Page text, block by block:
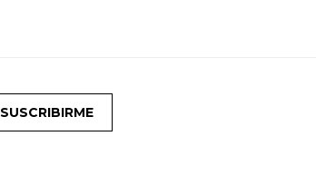
SUSCRIBIRME